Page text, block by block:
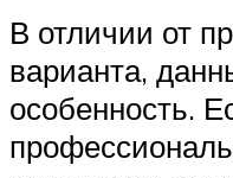
В отличии от
варианта,
особенность.